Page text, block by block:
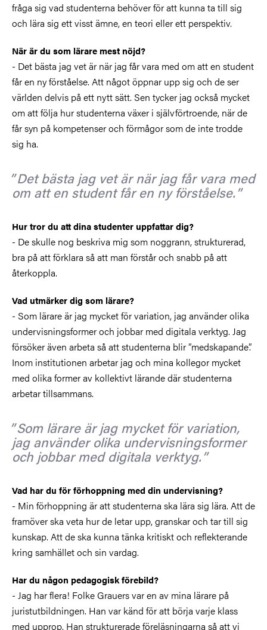
fråga sig vad studenterna behöver för att kunna ta till sig
och lära sig ett visst ämne, en teori eller ett perspektiv.
När är du som lärare mest nöjd?
- Det bästa jag vet är när jag får vara med om att en student
får en ny förståelse. Att något öppnar upp sig och de ser
världen delvis på ett nytt sätt. Sen tycker jag också mycket
om att följa hur studenterna växer i självförtroende, när de
får syn på kompetenser och förmågor som de inte trodde
sig ha.
Det bästa jag vet är när jag får vara med
om att en student får en ny förståelse.
Hur tror du att dina studenter uppfattar dig?
- De skulle nog beskriva mig som noggrann, strukturerad,
bra på att förklara så att man förstår och snabb på att
återkoppla.
Vad utmärker dig som lärare?
- Som lärare är jag mycket för variation, jag använder olika
undervisningsformer och jobbar med digitala verktyg. Jag
försöker även arbeta så att studenterna blir ”medskapande”.
Inom institutionen arbetar jag och mina kollegor mycket
med olika former av kollektivt lärande där studenterna
arbetar tillsammans.
Som lärare är jag mycket för variation,
jag använder olika undervisningsformer
och jobbar med digitala verktyg.
Vad har du för förhoppning med din undervisning?
- Min förhoppning är att studenterna ska lära sig lära. Att de
framöver ska veta hur de letar upp, granskar och tar till sig
kunskap. Att de ska kunna tänka kritiskt och reflekterande
kring samhället och sin vardag.
Har du någon pedagogisk förebild?
- Jag har flera! Folke Grauers var en av mina lärare på
juristutbildningen. Han var känd för att börja varje klass
med upprop. Han strukturerade föreläsningarna så att vi